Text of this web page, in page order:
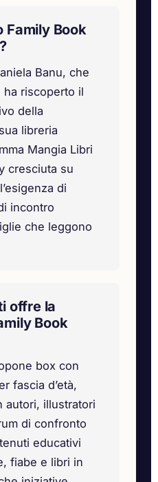
Family Book
Banu, che
ha riscoperto il
della
libreria
Mangia Libri
cresciuta su
di
incontro
che leggono
offre la
Book
box con
fascia d’età,
autori, illustratori
di confronto
educativi
fiabe e libri in